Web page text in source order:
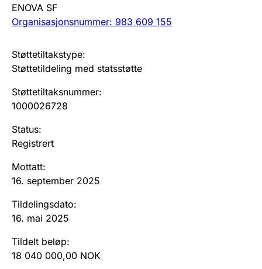
Jeger
Ektepaktveileder
Andre tema
ENOVA SF
Organisasjonsnummer: 983 609 155
Støttetiltakstype:
Støttetildeling med statsstøtte
Støttetiltaksnummer:
1000026728
Status:
Registrert
Mottatt:
16. september 2025
Tildelingsdato:
16. mai 2025
Tildelt beløp:
18 040 000,00 NOK